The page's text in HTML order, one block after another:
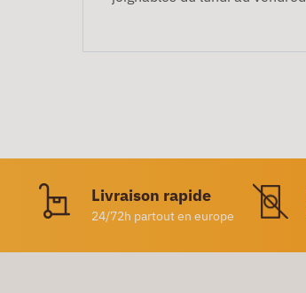
Livraison rapide
24/72h partout en europe